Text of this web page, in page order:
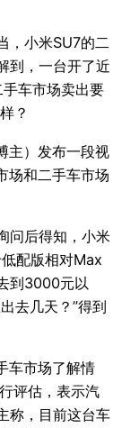
，小米SU7的二
到，一台开了近
车市场卖出要
？
主）发布一段视
场和二手车市场
问后得知，小米
配版相对Max
到3000元以
去几天？”得到
车市场了解情
评估，表示汽
称，目前这台车